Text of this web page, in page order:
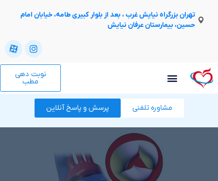
تهران بزرگراه نیایش غرب ، بعد از بلوار کبیری طامه، خیابان امام
حسین، بیمارستان عرفان نیایش
نوبت دهی
مطب
مشاوره تلفنی پرسش و پاسخ آنلاین